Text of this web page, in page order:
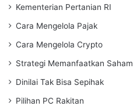
Kementerian Pertanian RI
Cara Mengelola Pajak
Cara Mengelola Crypto
Strategi Memanfaatkan Saham
Dinilai Tak Bisa Sepihak
Pilihan PC Rakitan